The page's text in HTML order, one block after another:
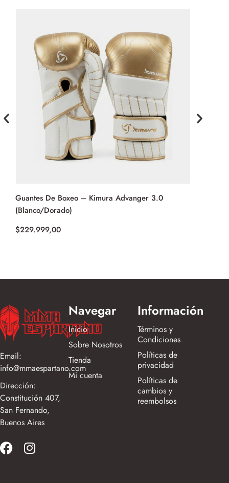
Guantes De Boxeo – Kimura Advanger 3.0
(Blanco/Dorado)
$229.999,00
Email:
info@mmaespartano.com
Dirección:
Constitución 407,
San Fernando,
Buenos Aires
Navegar
Inicio
Sobre Nosotros
Tienda
Mi cuenta
Información
Términos y
Condiciones
Políticas de
privacidad
Políticas de
cambios y
reembolsos